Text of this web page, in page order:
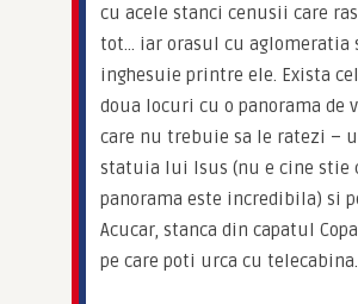
cu acele stanci cenusii care
tot… iar orasul cu aglomeratia
inghesuie printre ele. Exista
doua locuri cu o panorama de
care nu trebuie sa le ratezi –
statuia lui Isus (nu e cine stie
panorama este incredibila) si
Acucar, stanca din capatul
pe care poti urca cu telecabina.